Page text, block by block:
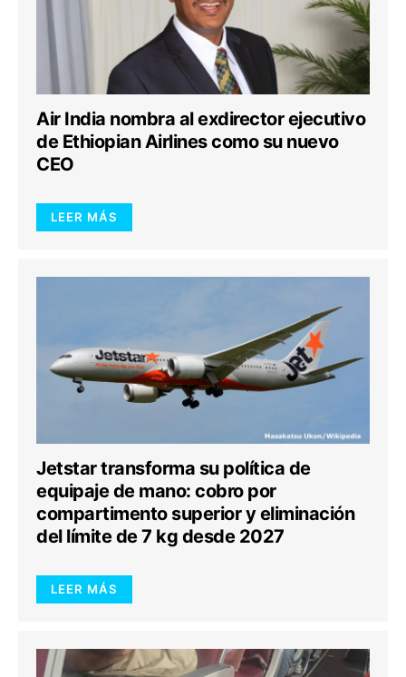
Air India nombra al exdirector ejecutivo
de Ethiopian Airlines como su nuevo
CEO
LEER MÁS
Jetstar transforma su política de
equipaje de mano: cobro por
compartimento superior y eliminación
del límite de 7 kg desde 2027
LEER MÁS